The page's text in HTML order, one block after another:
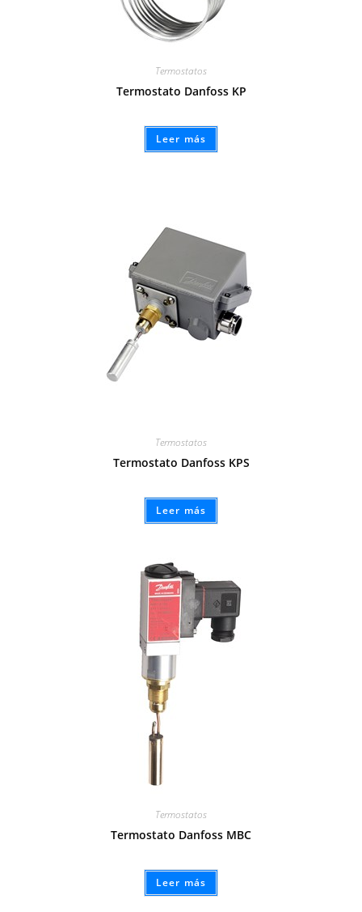
Termostatos
Termostato Danfoss KP
Leer más
Termostatos
Termostato Danfoss KPS
Leer más
Termostatos
Termostato Danfoss MBC
Leer más